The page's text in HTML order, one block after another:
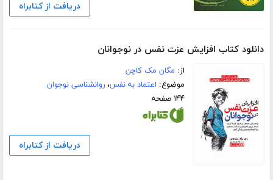
دریافت از کتابراه
دانلود کتاب افزایش عزت نفس در نوجوانان
از: مگان مک کاچن
موضوع: اعتماد به نفس،روانشناسی نوجوان
۱۴۴ صفحه
دریافت از کتابراه